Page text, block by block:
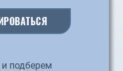
подберем